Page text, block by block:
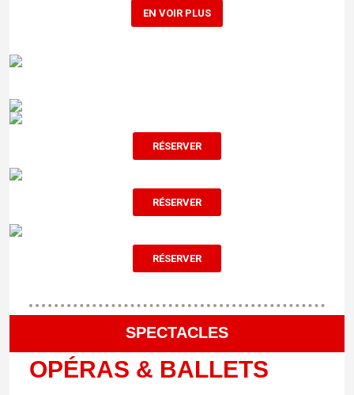
EN VOIR PLUS
RÉSERVER
RÉSERVER
RÉSERVER
SPECTACLES
OPÉRAS & BALLETS